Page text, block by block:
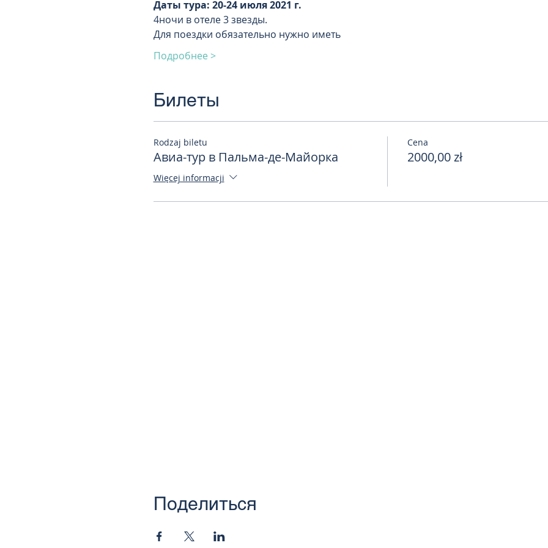
Даты тура: 20-24 июля 2021 г.
4ночи в отеле 3 звезды.
Для поездки обязательно нужно иметь
Подробнее >
Билеты
Rodzaj biletu
Авиа-тур в Пальма-де-Майорка
Więcej informacji
Cena
2000,00 zł
Поделиться